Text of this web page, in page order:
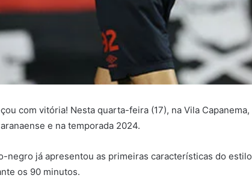
com vitória! Nesta quarta-feira (17), na Vila
e na temporada 2024.
negro já apresentou as primeiras características do
os 90 minutos.